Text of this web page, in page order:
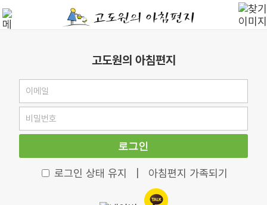
고도원의 아침편지
로그인
로그인 상태 유지 아침편지 가족되기